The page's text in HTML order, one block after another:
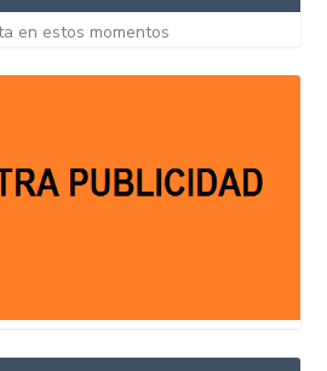
en estos momentos